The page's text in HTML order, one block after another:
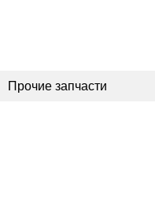
Прочие запчасти